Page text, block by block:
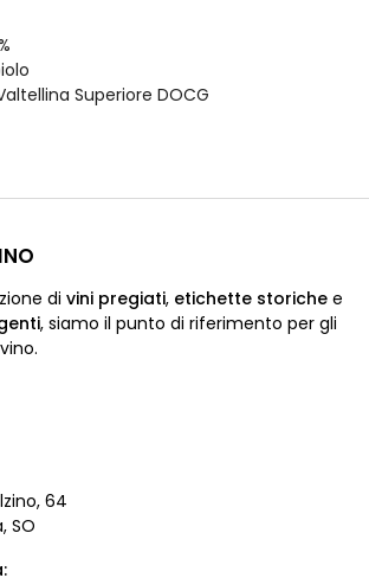
Superiore DOCG
di vini pregiati, etichette storiche e
, siamo il punto di riferimento per gli
64
SO